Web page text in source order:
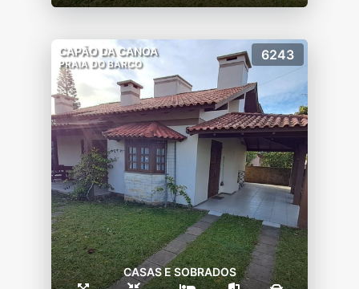
CAPÃO DA CANOA
PRAIA DO BARCO
6243
CASAS E SOBRADOS